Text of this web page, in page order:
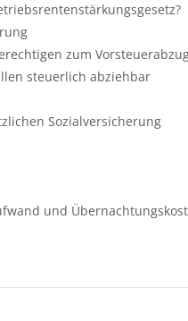
zum
steuerlich abziehbar
Sozialversicherung
und